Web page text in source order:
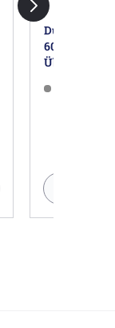
Duravit D-
60 cm, mit 1
Überlauf